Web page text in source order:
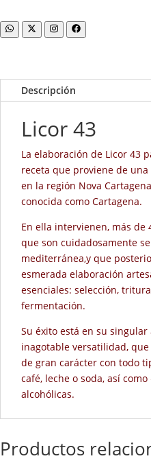
Descripción
Licor 43
La elaboración de Licor 43
receta que proviene de
en la región Nova
conocida como Cartagena.
En ella intervienen, más
que son cuidadosamente
mediterránea,y que
esmerada elaboración
esenciales: selección,
fermentación.
Su éxito está en su
inagotable versatilidad,
de gran carácter con todo
café, leche o soda, así
alcohólicas.
Productos